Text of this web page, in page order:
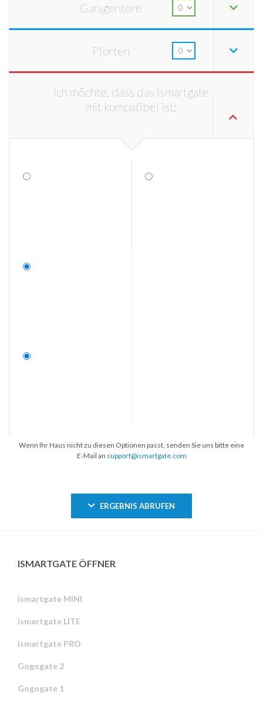
Garagentore
Pforten
Ich möchte, dass das ismartgate
mit kompatibel ist:
Wenn Ihr Haus nicht zu diesen Optionen passt, senden Sie uns bitte eine
E-Mail an support@ismartgate.com
ERGEBNIS ABRUFEN
ISMARTGATE ÖFFNER
ismartgate MINI
ismartgate LITE
ismartgate PRO
Gogogate 2
Gogogate 1